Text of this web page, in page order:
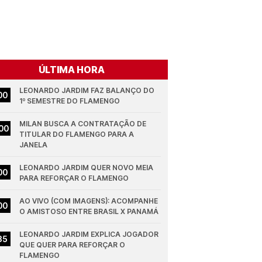
ÚLTIMA HORA
LEONARDO JARDIM FAZ BALANÇO DO
1º SEMESTRE DO FLAMENGO
MILAN BUSCA A CONTRATAÇÃO DE
TITULAR DO FLAMENGO PARA A
JANELA
LEONARDO JARDIM QUER NOVO MEIA
PARA REFORÇAR O FLAMENGO
AO VIVO (COM IMAGENS): ACOMPANHE
O AMISTOSO ENTRE BRASIL X PANAMÁ
LEONARDO JARDIM EXPLICA JOGADOR
QUE QUER PARA REFORÇAR O
FLAMENGO